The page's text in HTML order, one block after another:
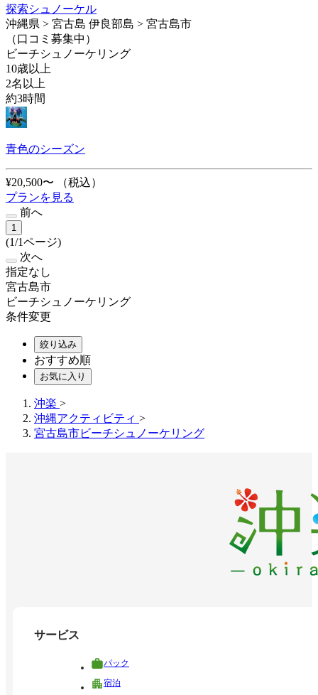
探索シュノーケル
沖縄県 > 宮古島 伊良部島 > 宮古島市
（口コミ募集中）
ビーチシュノーケリング
10歳以上
2名以上
約3時間
青色のシーズン
¥20,500〜
（税込）
プランを見る
前へ
1
(1/1ページ)
次へ
指定なし
宮古島市
ビーチシュノーケリング
条件変更
絞り込み
おすすめ順
お気に入り
沖楽 >
沖縄アクティビティ >
宮古島市ビーチシュノーケリング
サービス
パック
宿泊